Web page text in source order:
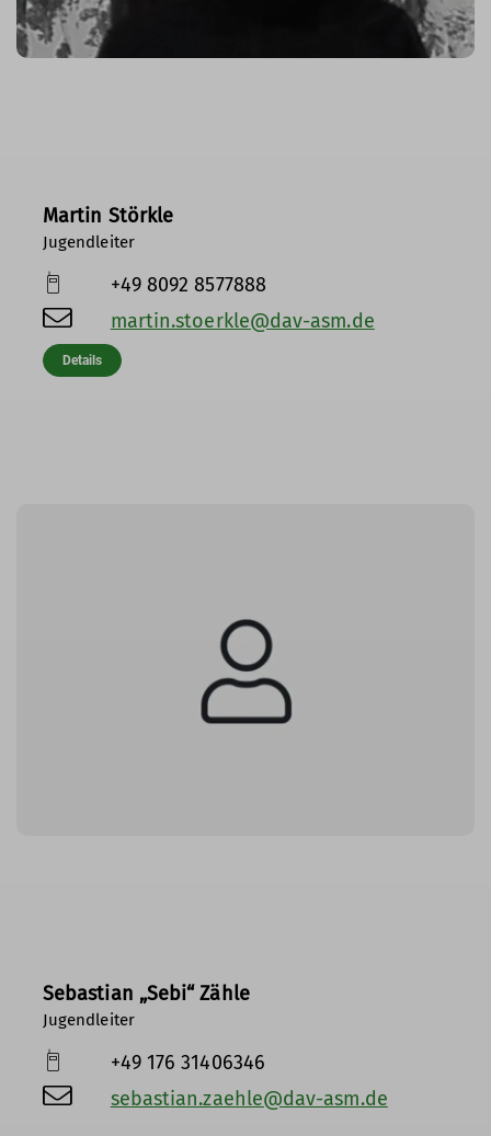
Martin Störkle
Jugendleiter
+49 8092 8577888
martin.stoerkle@dav-asm.de
Details
Sebastian „Sebi“ Zähle
Jugendleiter
+49 176 31406346
sebastian.zaehle@dav-asm.de